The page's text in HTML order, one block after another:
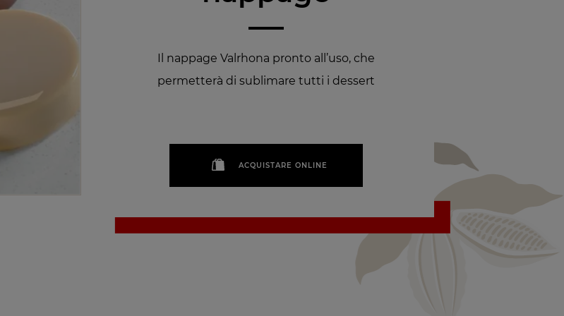
Il nappage Valrhona pronto all’uso, che
permetterà di sublimare tutti i dessert
ACQUISTARE ONLINE